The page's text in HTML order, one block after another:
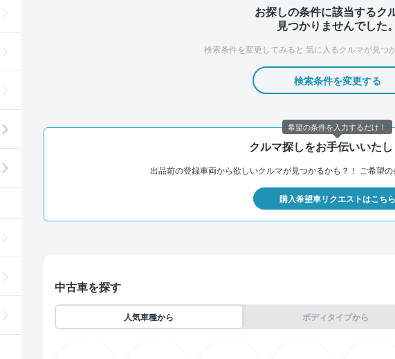
お探しの条件に該当するク
見つかりませんでした。
検索条件を変更してみると 気に入るクルマが見つ
検索条件を変更する
クルマ探しをお手伝いいたし
出品前の登録車両から欲しいクルマが見つかるかも？！ ご希望
購入希望車リクエストはこちら
中古車を探す
人気車種から ボディタイプから
希望の条件を入力するだけ！